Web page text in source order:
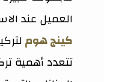
العميل عند
كينج هوم
تتعدد أهمية